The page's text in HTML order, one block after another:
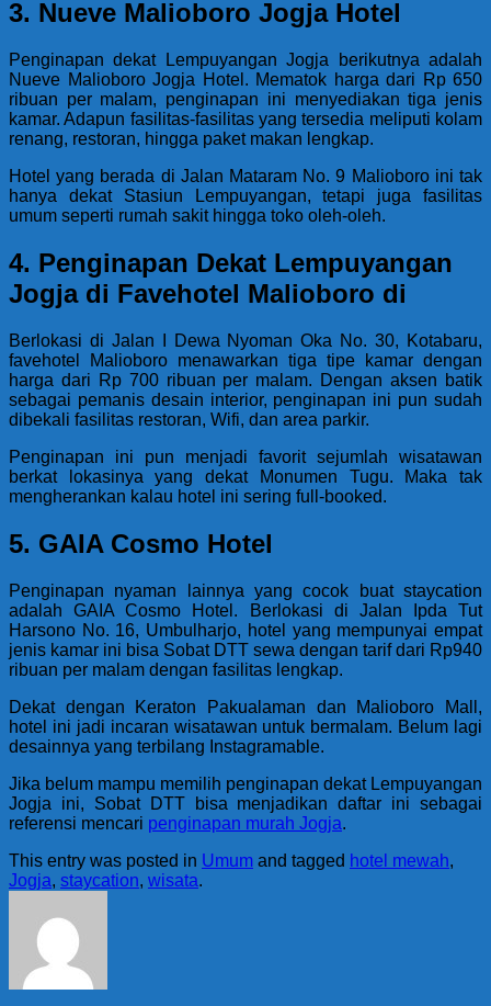
3. Nueve Malioboro Jogja Hotel
Penginapan dekat Lempuyangan Jogja berikutnya adalah
Nueve Malioboro Jogja Hotel. Mematok harga dari Rp 650
ribuan per malam, penginapan ini menyediakan tiga jenis
kamar. Adapun fasilitas-fasilitas yang tersedia meliputi kolam
renang, restoran, hingga paket makan lengkap.
Hotel yang berada di Jalan Mataram No. 9 Malioboro ini tak
hanya dekat Stasiun Lempuyangan, tetapi juga fasilitas
umum seperti rumah sakit hingga toko oleh-oleh.
4. Penginapan Dekat Lempuyangan
Jogja di Favehotel Malioboro di
Berlokasi di Jalan I Dewa Nyoman Oka No. 30, Kotabaru,
favehotel Malioboro menawarkan tiga tipe kamar dengan
harga dari Rp 700 ribuan per malam. Dengan aksen batik
sebagai pemanis desain interior, penginapan ini pun sudah
dibekali fasilitas restoran, Wifi, dan area parkir.
Penginapan ini pun menjadi favorit sejumlah wisatawan
berkat lokasinya yang dekat Monumen Tugu. Maka tak
mengherankan kalau hotel ini sering full-booked.
5. GAIA Cosmo Hotel
Penginapan nyaman lainnya yang cocok buat staycation
adalah GAIA Cosmo Hotel. Berlokasi di Jalan Ipda Tut
Harsono No. 16, Umbulharjo, hotel yang mempunyai empat
jenis kamar ini bisa Sobat DTT sewa dengan tarif dari Rp940
ribuan per malam dengan fasilitas lengkap.
Dekat dengan Keraton Pakualaman dan Malioboro Mall,
hotel ini jadi incaran wisatawan untuk bermalam. Belum lagi
desainnya yang terbilang Instagramable.
Jika belum mampu memilih penginapan dekat Lempuyangan
Jogja ini, Sobat DTT bisa menjadikan daftar ini sebagai
referensi mencari penginapan murah Jogja.
This entry was posted in Umum and tagged hotel mewah,
Jogja, staycation, wisata.